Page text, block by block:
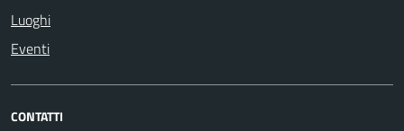
Luoghi
Eventi
CONTATTI